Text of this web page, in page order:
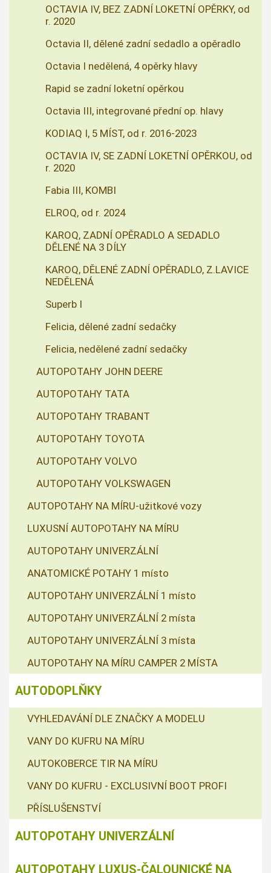
OCTAVIA IV, BEZ ZADNÍ LOKETNÍ OPĚRKY, od
r. 2020
Octavia II, dělené zadní sedadlo a opěradlo
Octavia I nedělená, 4 opěrky hlavy
Rapid se zadní loketní opěrkou
Octavia III, integrované přední op. hlavy
KODIAQ I, 5 MÍST, od r. 2016-2023
OCTAVIA IV, SE ZADNÍ LOKETNÍ OPĚRKOU, od
r. 2020
Fabia III, KOMBI
ELROQ, od r. 2024
KAROQ, ZADNÍ OPĚRADLO A SEDADLO
DĚLENÉ NA 3 DÍLY
KAROQ, DĚLENÉ ZADNÍ OPĚRADLO, Z.LAVICE
NEDĚLENÁ
Superb I
Felicia, dělené zadní sedačky
Felicia, nedělené zadní sedačky
AUTOPOTAHY JOHN DEERE
AUTOPOTAHY TATA
AUTOPOTAHY TRABANT
AUTOPOTAHY TOYOTA
AUTOPOTAHY VOLVO
AUTOPOTAHY VOLKSWAGEN
AUTOPOTAHY NA MÍRU-užitkové vozy
LUXUSNÍ AUTOPOTAHY NA MÍRU
AUTOPOTAHY UNIVERZÁLNÍ
ANATOMICKÉ POTAHY 1 místo
AUTOPOTAHY UNIVERZÁLNÍ 1 místo
AUTOPOTAHY UNIVERZÁLNÍ 2 místa
AUTOPOTAHY UNIVERZÁLNÍ 3 místa
AUTOPOTAHY NA MÍRU CAMPER 2 MÍSTA
AUTODOPLŇKY
VYHLEDAVÁNÍ DLE ZNAČKY A MODELU
VANY DO KUFRU NA MÍRU
AUTOKOBERCE TIR NA MÍRU
VANY DO KUFRU - EXCLUSIVNÍ BOOT PROFI
PŘÍSLUŠENSTVÍ
AUTOPOTAHY UNIVERZÁLNÍ
AUTOPOTAHY LUXUS-ČALOUNICKÉ NA